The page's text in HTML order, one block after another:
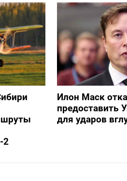
2
Илон Маск
предоставить
для ударов